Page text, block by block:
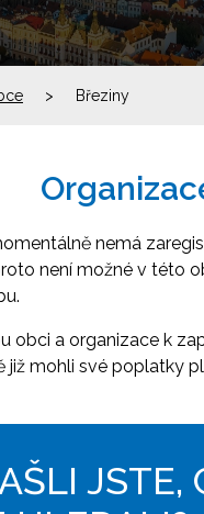
> Březiny
nemá
není možné v této
obci a organizace k
již mohli své poplatky
JSTE,